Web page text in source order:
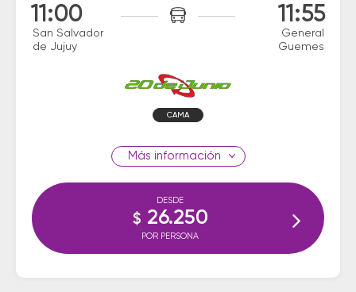
11:00
San Salvador
de Jujuy
11:55
General
Guemes
CAMA
información
DESDE
$ 26.250
POR PERSONA